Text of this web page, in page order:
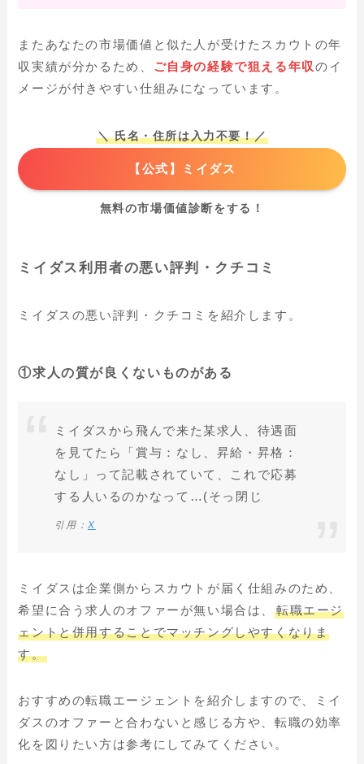
またあなたの市場価値と似た人が受けたスカウトの年
収実績が分かるため、 ご自身の経験で狙える年収のイ
メージが付きやすい仕組みになっています。
＼ 氏名・住所は入力不要！／
【公式】ミイダス
無料の市場価値診断をする！
ミイダス利用者の悪い評判・クチコミ
ミイダスの悪い評判・クチコミを紹介します。
①求人の質が良くないものがある
ミイダスから飛んで来た某求人、待遇面
を見てたら「賞与：なし、昇給・昇格：
なし」って記載されていて、これで応募
する人いるのかなって…(そっ閉じ
引用：X
ミイダスは企業側からスカウトが届く仕組みのため、
希望に合う求人のオファーが無い場合は、転職エージ
ェントと併用することでマッチングしやすくなりま
す。
おすすめの転職エージェントを紹介しますので、ミイ
ダスのオファーと合わないと感じる方や、転職の効率
化を図りたい方は参考にしてみてください。